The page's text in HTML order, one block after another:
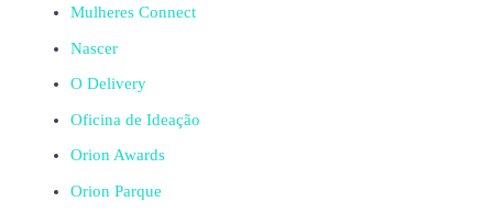
Mulheres Connect
Nascer
O Delivery
Oficina de Ideação
Orion Awards
Orion Parque